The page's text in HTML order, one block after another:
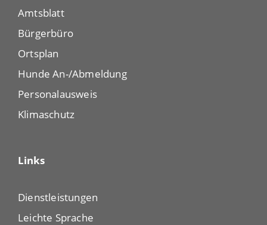
Amtsblatt
Bürgerbüro
Ortsplan
Hunde An-/Abmeldung
Personalausweis
Klimaschutz
Links
Dienstleistungen
Leichte Sprache